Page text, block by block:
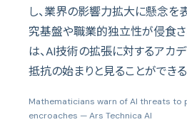
し、業界の影響力拡大に懸念を
究基盤や職業的独立性が侵食
は、AI技術の拡張に対するアカ
抵抗の始まりと見ることができる
Mathematicians warn of AI threats
encroaches — Ars Technica AI